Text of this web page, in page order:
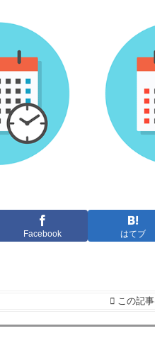
Facebook はてブ
この記